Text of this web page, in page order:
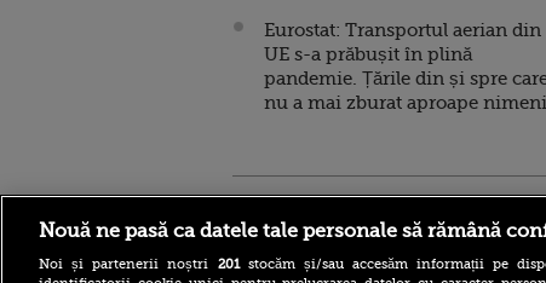
Eurostat: Transportul aerian din
UE s-a prăbușit în plină
pandemie. Țările din și spre
nu a mai zburat aproape nimeni
Nouă ne pasă ca datele tale personale să rămână
Noi și partenerii noștri 201stocăm și/sau accesăm informații pe